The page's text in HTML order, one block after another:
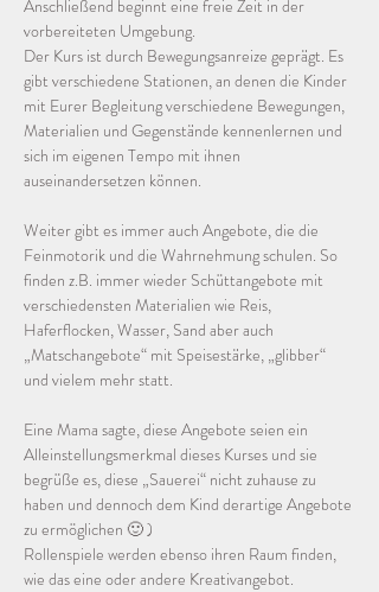
Anschließend beginnt eine freie Zeit in der
vorbereiteten Umgebung.
Der Kurs ist durch Bewegungsanreize geprägt. Es
gibt verschiedene Stationen, an denen die Kinder
mit Eurer Begleitung verschiedene Bewegungen,
Materialien und Gegenstände kennenlernen und
sich im eigenen Tempo mit ihnen
auseinandersetzen können.
Weiter gibt es immer auch Angebote, die die
Feinmotorik und die Wahrnehmung schulen. So
finden z.B. immer wieder Schüttangebote mit
verschiedensten Materialien wie Reis,
Haferflocken, Wasser, Sand aber auch
„Matschangebote“ mit Speisestärke, „glibber“
und vielem mehr statt.
Eine Mama sagte, diese Angebote seien ein
Alleinstellungsmerkmal dieses Kurses und sie
begrüße es, diese „Sauerei“ nicht zuhause zu
haben und dennoch dem Kind derartige Angebote
zu ermöglichen 🙂 )
Rollenspiele werden ebenso ihren Raum finden,
wie das eine oder andere Kreativangebot.